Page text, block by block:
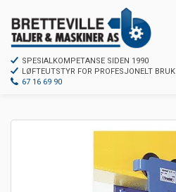
SPESIALKOMPETANSE SIDEN 1990
LØFTEUTSTYR FOR PROFESJONELT BRUK
67 16 69 90